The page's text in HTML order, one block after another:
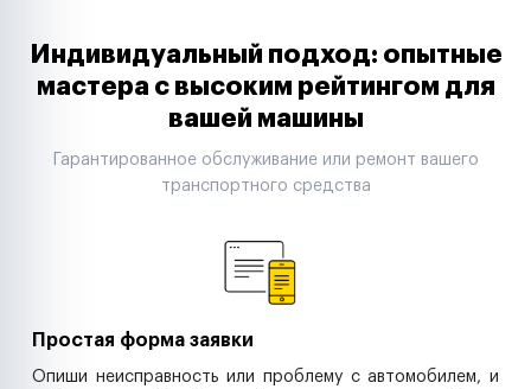
Таксопарки
Автодилеры
Строительные компании
Аренда спецтехники
Индивидуальный подход: опытные
мастера с высоким рейтингом для
вашей машины
Гарантированное обслуживание или ремонт вашего
транспортного средства
Простая форма заявки
Опиши неисправность или проблему с автомобилем, и